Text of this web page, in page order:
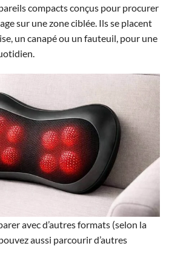
options
peuvent
être
la
du
produit
compacts conçus pour procurer
sur une zone ciblée. Ils se placent
un canapé ou un fauteuil, pour une
avec d’autres formats (selon la
aussi parcourir d’autres